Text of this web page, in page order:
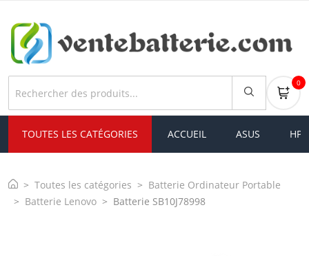
0
TOUTES LES CATÉGORIES ACCUEIL ASUS HP
Toutes les catégories
Batterie Ordinateur Portable
Batterie Lenovo
Batterie SB10J78998